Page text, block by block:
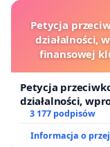
Petycja
działalności,
finansowej
Petycja
działalności,
finansowej
3 177 podpisów
Informacja o